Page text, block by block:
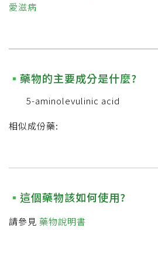
愛滋病
藥物的主要成分是什麼?
5-aminolevulinic acid
相似成份藥:
這個藥物該如何使用?
請參見 藥物說明書